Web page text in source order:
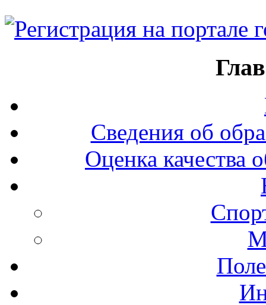
Сведения об
Оценка качества